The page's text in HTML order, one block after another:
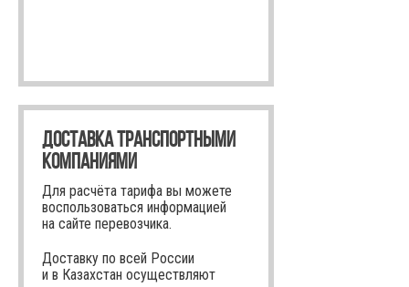
ДОСТАВКА ТРАНСПОРТНЫМИ
КОМПАНИЯМИ
Для расчёта тарифа вы можете
воспользоваться информацией
на сайте перевозчика.
Доставку по всей России
и в Казахстан осуществляют